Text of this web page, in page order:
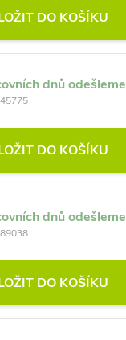
DO KOŠÍKU
dnů odešleme
DO KOŠÍKU
dnů odešleme
DO KOŠÍKU